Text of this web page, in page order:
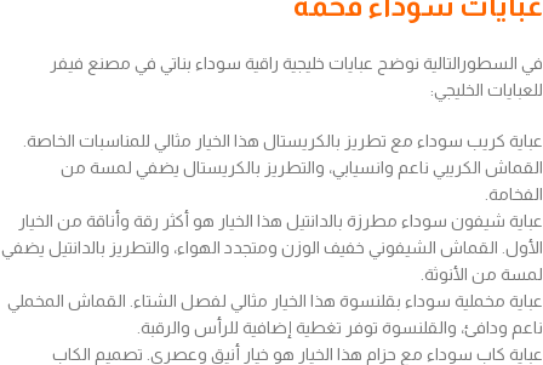
في السطورالتالية نوضح عبايات خليجية راقية سوداء بناتي في مصنع فيفر
للعبايات الخليجي:
عباية كريب سوداء مع تطريز بالكريستال هذا الخيار مثالي للمناسبات الخاصة.
القماش الكريبي ناعم وانسيابي، والتطريز بالكريستال يضفي لمسة من
الفخامة.
عباية شيفون سوداء مطرزة بالدانتيل هذا الخيار هو أكثر رقة وأناقة من الخيار
الأول. القماش الشيفوني خفيف الوزن ومتجدد الهواء، والتطريز بالدانتيل يضفي
لمسة من الأنوثة.
عباية مخملية سوداء بقلنسوة هذا الخيار مثالي لفصل الشتاء. القماش المخملي
ناعم ودافئ، والقلنسوة توفر تغطية إضافية للرأس والرقبة.
عباية كاب سوداء مع حزام هذا الخيار هو خيار أنيق وعصري. تصميم الكاب